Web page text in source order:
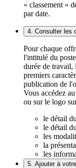
« classement »
par date.
4. Consulter les
Pour chaque
l'intitulé du
durée de travail,
premiers
publication de
Vous accédez
ou sur le logo
le détail
le détail
les
la
les
5. Ajouter à